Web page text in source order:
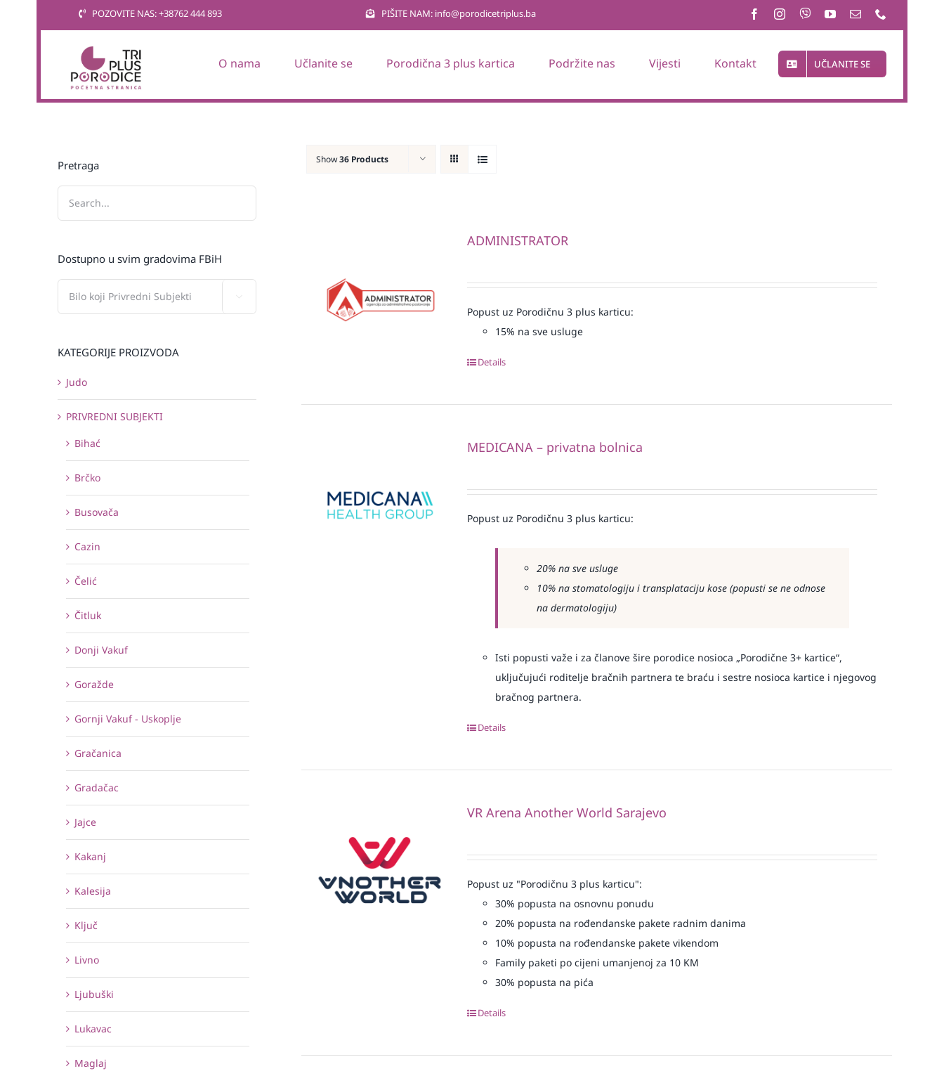
POZOVITE NAS: +38762 444 893 PIŠITE NAM: info@porodicetriplus.ba
O nama Učlanite se Porodična 3 plus kartica Podržite nas Vijesti Kontakt UČLANITE SE
Show36 Products
ADMINISTRATOR
Popust uz Porodičnu 3 plus karticu:
15% na sve usluge
Details
MEDICANA – privatna bolnica
Popust uz Porodičnu 3 plus karticu:
20% na sve usluge
10% na stomatologiju i transplataciju kose (popusti se ne odnose
na dermatologiju)
Isti popusti važe i za članove šire porodice nosioca „Porodične 3+ kartice“,
uključujući roditelje bračnih partnera te braću i sestre nosioca kartice i njegovog
bračnog partnera.
Details
VR Arena Another World Sarajevo
Popust uz "Porodičnu 3 plus karticu":
30% popusta na osnovnu ponudu
20% popusta na rođendanske pakete radnim danima
10% popusta na rođendanske pakete vikendom
Family paketi po cijeni umanjenoj za 10 KM
30% popusta na pića
Details
Pretraga
Dostupno u svim gradovima FBiH
KATEGORIJE PROIZVODA
Judo
PRIVREDNI SUBJEKTI
Bihać
Brčko
Busovača
Cazin
Čelić
Čitluk
Donji Vakuf
Goražde
Gornji Vakuf - Uskoplje
Gračanica
Gradačac
Jajce
Kakanj
Kalesija
Ključ
Livno
Ljubuški
Lukavac
Maglaj